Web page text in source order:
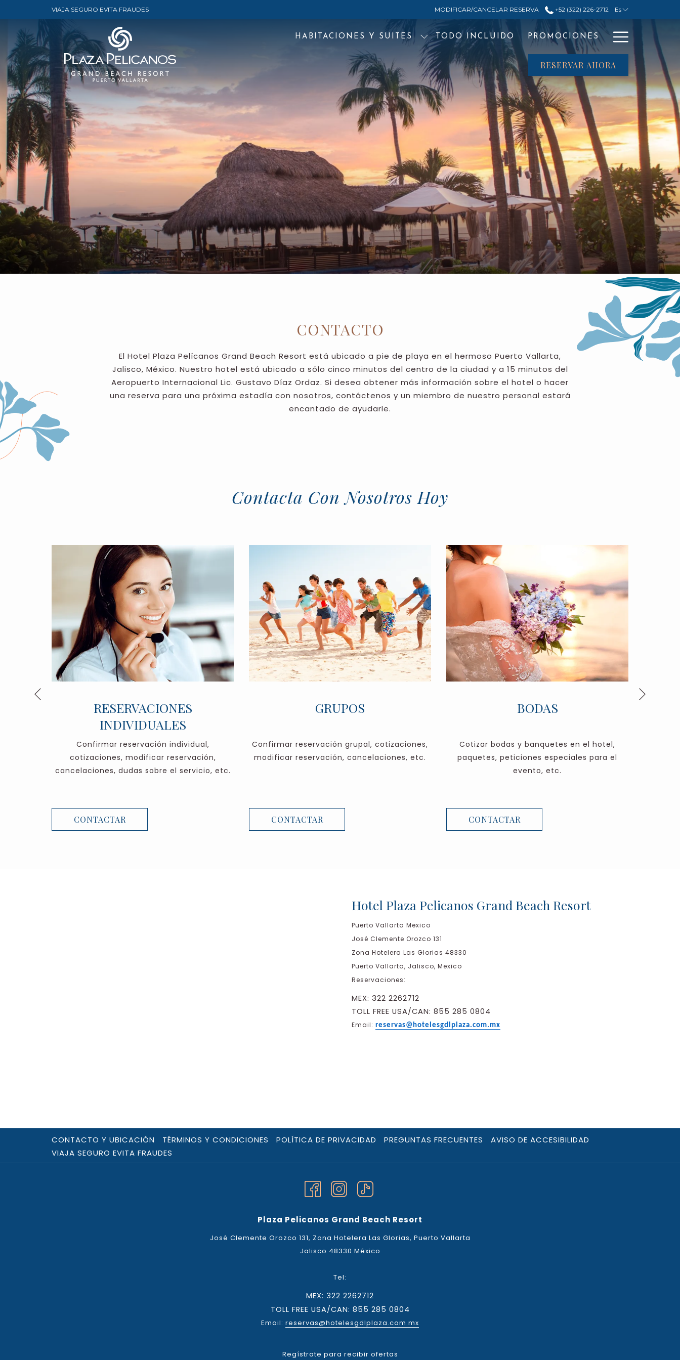
VIAJA SEGURO EVITA FRAUDES MODIFICAR/CANCELAR RESERVA +52 (322) 226-2712 Es
HABITACIONES Y SUITES TODO INCLUIDO PROMOCIONES
Menu
RESERVAR AHORA
CONTACTO
El Hotel Plaza Pelícanos Grand Beach Resort está ubicado a pie de playa en el hermoso Puerto Vallarta,
Jalisco, México. Nuestro hotel está ubicado a sólo cinco minutos del centro de la ciudad y a 15 minutos del
Aeropuerto Internacional Lic. Gustavo Díaz Ordaz. Si desea obtener más información sobre el hotel o hacer
una reserva para una próxima estadía con nosotros, contáctenos y un miembro de nuestro personal estará
encantado de ayudarle.
Contacta Con Nosotros Hoy
Anterior
RESERVACIONES
INDIVIDUALES
Confirmar reservación individual,
cotizaciones, modificar reservación,
cancelaciones, dudas sobre el servicio, etc.
CONTACTAR
GRUPOS
Confirmar reservación grupal, cotizaciones,
modificar reservación, cancelaciones, etc.
CONTACTAR
BODAS
Cotizar bodas y banquetes en el hotel,
paquetes, peticiones especiales para el
evento, etc.
CONTACTAR
Hotel Plaza Pelicanos Grand Beach Resort
Puerto Vallarta Mexico
José Clemente Orozco 131
Zona Hotelera Las Glorias 48330
Puerto Vallarta, Jalisco, Mexico
Reservaciones:
MEX: 322 2262712
TOLL FREE USA/CAN: 855 285 0804
Email: reservas@hotelesgdlplaza.com.mx
CONTACTO Y UBICACIÓN TÉRMINOS Y CONDICIONES POLÍTICA DE PRIVACIDAD PREGUNTAS FRECUENTES
AVISO DE ACCESIBILIDAD
VIAJA SEGURO EVITA FRAUDES
Plaza Pelicanos Grand Beach Resort
José Clemente Orozco 131, Zona Hotelera Las Glorias, Puerto Vallarta
Jalisco 48330 México
Tel:
MEX: 322 2262712
TOLL FREE USA/CAN: 855 285 0804
Email: reservas@hotelesgdlplaza.com.mx
Regístrate para recibir ofertas